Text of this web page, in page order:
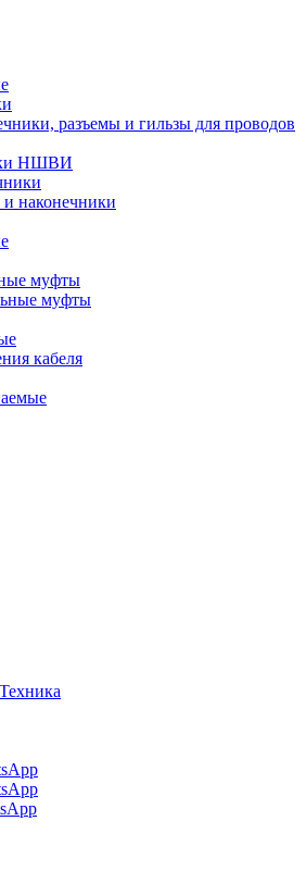
разъемы и гильзы для проводов
НШВИ
наконечники
муфты
муфты
кабеля